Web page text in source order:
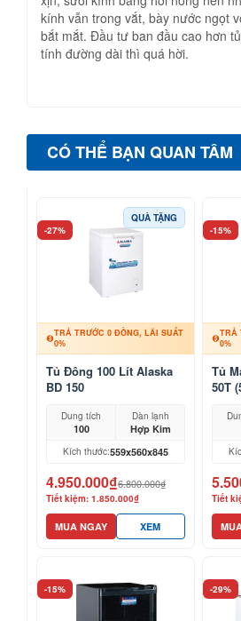
kính vẫn trong vắt, bày nước ngọt
bắt mắt. Đầu tư ban đầu cao hơn
tính đường dài thì quá hời.
CÓ THỂ BẠN QUAN TÂM
-27%
QUÀ TẶNG
TRẢ TRƯỚC 0 ĐỒNG, LÃI SUẤT
0%
Tủ Đông 100 Lít Alaska
BD 150
Dung tích
100
Dàn lạnh
Hợp Kim
Kích thước:559x560x845
4.950.000₫6.800.000₫
Tiết kiệm: 1.850.000₫
MUA NGAY XEM
-15%
TRẢ
0%
Tủ
50T
Tiết
-15% -29%